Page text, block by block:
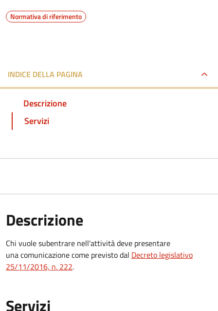
Normativa di riferimento
INDICE DELLA PAGINA
Descrizione
Servizi
Descrizione
Chi vuole subentrare nell'attività deve presentare
una comunicazionecome previsto dal Decreto legislativo
25/11/2016, n. 222.
Servizi